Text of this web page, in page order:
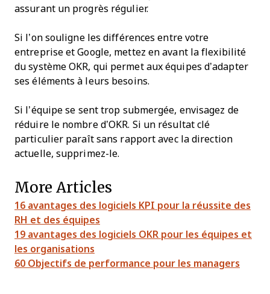
assurant un progrès régulier.
Si l’on souligne les différences entre votre
entreprise et Google, mettez en avant la flexibilité
du système OKR, qui permet aux équipes d’adapter
ses éléments à leurs besoins.
Si l’équipe se sent trop submergée, envisagez de
réduire le nombre d’OKR. Si un résultat clé
particulier paraît sans rapport avec la direction
actuelle, supprimez-le.
More Articles
16 avantages des logiciels KPI pour la réussite des
RH et des équipes
19 avantages des logiciels OKR pour les équipes et
les organisations
60 Objectifs de performance pour les managers